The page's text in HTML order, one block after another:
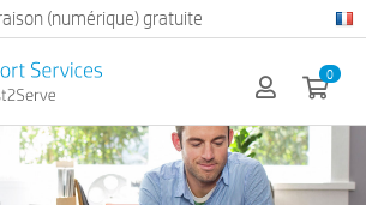
Official HP partner
0